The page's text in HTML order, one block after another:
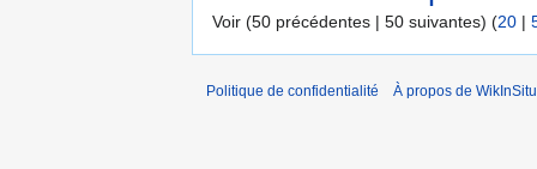
Voir (50 précédentes | 50 suivantes) (20 |
Politique de confidentialité À propos de